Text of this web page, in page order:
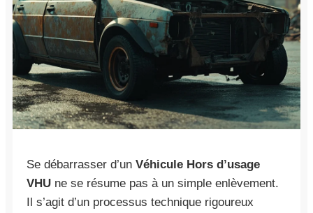
Se débarrasser d’un Véhicule Hors d’usage
VHU ne se résume pas à un simple enlèvement.
Il s’agit d’un processus technique rigoureux